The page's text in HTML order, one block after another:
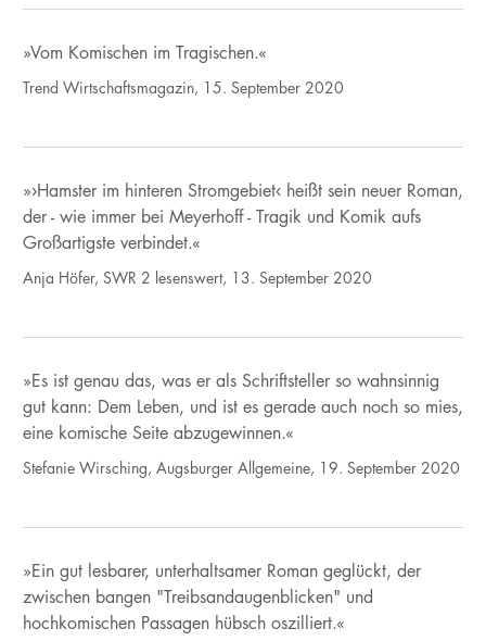
»Vom Komischen im Tragischen.«
Trend Wirtschaftsmagazin, 15. September 2020
»›Hamster im hinteren Stromgebiet‹ heißt sein neuer Roman,
der - wie immer bei Meyerhoff - Tragik und Komik aufs
Großartigste verbindet.«
Anja Höfer, SWR 2 lesenswert, 13. September 2020
»Es ist genau das, was er als Schriftsteller so wahnsinnig
gut kann: Dem Leben, und ist es gerade auch noch so mies,
eine komische Seite abzugewinnen.«
Stefanie Wirsching, Augsburger Allgemeine, 19. September 2020
»Ein gut lesbarer, unterhaltsamer Roman geglückt, der
zwischen bangen "Treibsandaugenblicken" und
hochkomischen Passagen hübsch oszilliert.«